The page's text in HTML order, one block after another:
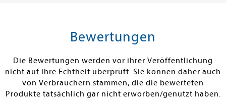
Warenkorb
Bewertungen
Die Bewertungen werden vor ihrer Veröffentlichung
nicht auf ihre Echtheit überprüft. Sie können daher auch
von Verbrauchern stammen, die die bewerteten
Produkte tatsächlich gar nicht erworben/genutzt haben.